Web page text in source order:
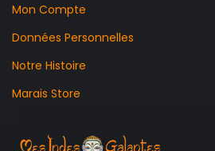
Mon Compte
Données Personnelles
Notre Histoire
Marais Store